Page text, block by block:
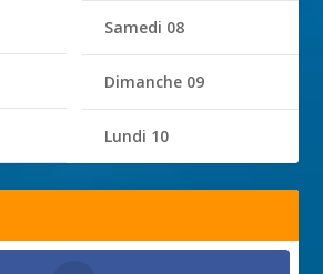
Samedi 08
Dimanche 09
Lundi 10